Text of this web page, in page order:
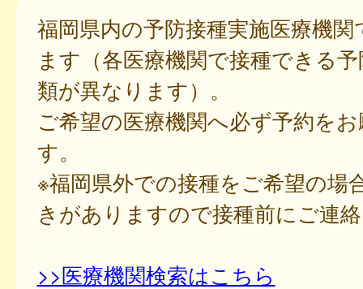
福岡県内の予防接種実施医療機
ます（各医療機関で接種できる
類が異なります）。
ご希望の医療機関へ必ず予約を
す。
※福岡県外での接種をご希望の場
きがありますので接種前にご連
>>医療機関検索はこちら